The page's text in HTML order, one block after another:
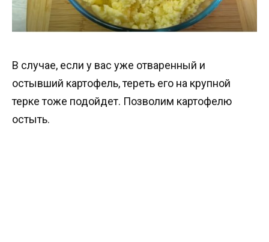
В случае, если у вас уже отваренный и
остывший картофель, тереть его на крупной
терке тоже подойдет. Позволим картофелю
остыть.